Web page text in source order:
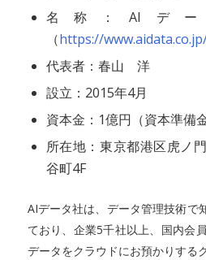
名称：AIデ
（https://
代表者：春山 洋
設立：2015年4月
資本金：1億円（資本準備
所在地：東京都港区虎ノ
谷町4F
AIデータ社は、データ管理技術で
ており、企業5千社以上、国内会
データをクラウドにお預かりする